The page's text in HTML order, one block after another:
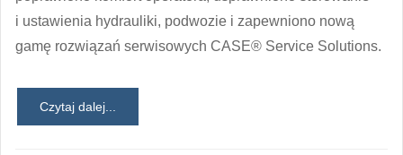
i ustawienia hydrauliki, podwozie i zapewniono nową
gamę rozwiązań serwisowych CASE® Service Solutions.
Czytaj dalej...